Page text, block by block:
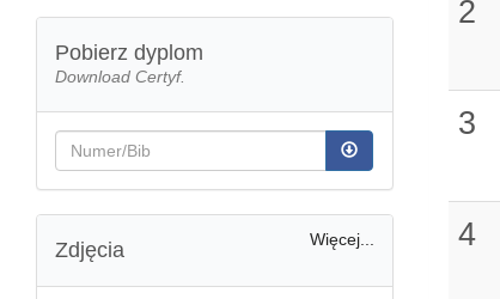
Pobierz dyplom
Download Certyf.
Więcej...
Zdjęcia
2
3
4